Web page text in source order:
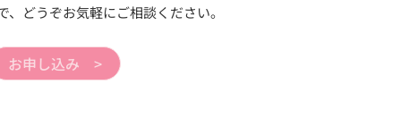
どうぞお気軽にご相談ください。
お申し込み >